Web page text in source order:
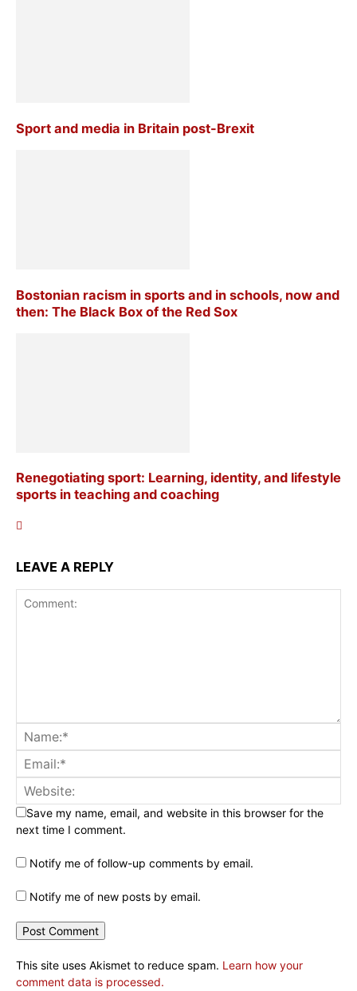
Sport and media in Britain post-Brexit
Bostonian racism in sports and in schools, now and
then: The Black Box of the Red Sox
Renegotiating sport: Learning, identity, and lifestyle
sports in teaching and coaching
LEAVE A REPLY
Save my name, email, and website in this browser for the
next time I comment.
Notify me of follow-up comments by email.
Notify me of new posts by email.
This site uses Akismet to reduce spam. Learn how your
comment data is processed.